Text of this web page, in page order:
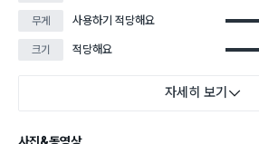
무게 사용하기 적당해요
크기 적당해요
자세히 보기
사진&동영상